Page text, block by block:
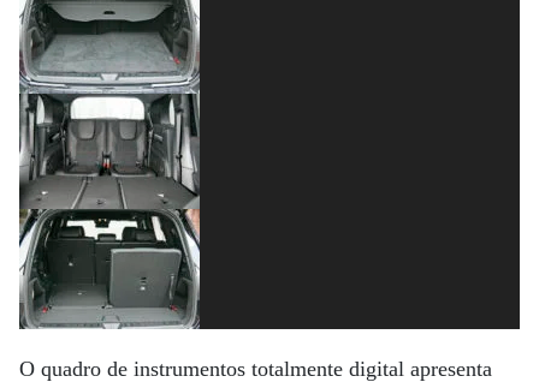
O quadro de instrumentos totalmente digital apresenta